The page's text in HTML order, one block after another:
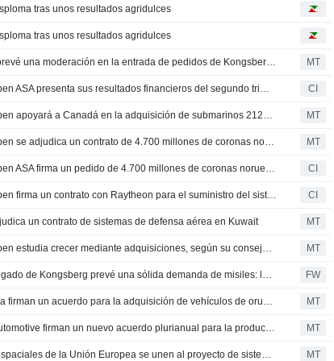
tras unos resultados agridulces
tras unos resultados agridulces
Morgan Stanley prevé una moderación en la entrada de pedidos de Kongsberg Gruppen en el segundo trimestre MT
Kongsberg Gruppen ASA presenta sus resultados financieros del segundo trimestre y del primer semestre de 2026 CI
Kongsberg Gruppen apoyará a Canadá en la adquisición de submarinos 212CD MT
Kongsberg Gruppen se adjudica un contrato de 4.700 millones de coronas noruegas para el suministro de misiles MT
Kongsberg Gruppen ASA firma un pedido de 4.700 millones de coronas noruegas para el misil Joint Strike Missile CI
Kongsberg Gruppen firma un contrato con Raytheon para el suministro del sistema de defensa antiaérea NASAMS a Kuwait a través del programa de ventas militares al extranjero de EE. UU. CI
un contrato de sistemas de defensa aérea en Kuwait MT
Kongsberg Gruppen estudia crecer mediante adquisiciones, según su consejero delegado MT
El consejero delegado de Kongsberg prevé una sólida demanda de misiles: la inteligencia artificial y las adquisiciones son prioritarias FW
Finlandia y Suecia firman un acuerdo para la adquisición de vehículos de orugas de Patria MT
Patria y Valmet Automotive firman un nuevo acuerdo plurianual para la producción de vehículos blindados MT
Siete empresas espaciales de la Unión Europea se unen al proyecto de sistemas de defensa de la sociedad conjunta de OHB y Helsing MT